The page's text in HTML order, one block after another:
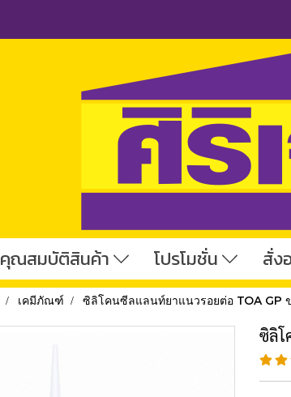
คุณสมบัติสินค้า โปรโมชั่น สั่ง
เคมีภัณฑ์ ซิลิโคนซีลแลนท์ยาแนวรอยต่อ TOA GP
ซิลิโ